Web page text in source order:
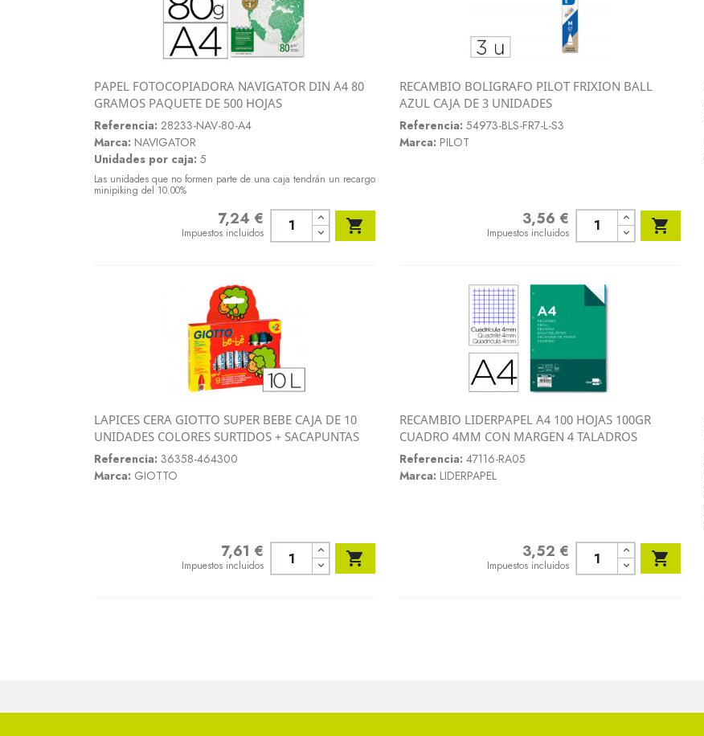
Vista rápida
PAPEL FOTOCOPIADORA NAVIGATOR DIN A4 80
GRAMOS PAQUETE DE 500 HOJAS
Referencia: 28233-NAV-80-A4
Marca: NAVIGATOR
Unidades por caja: 5
Las unidades que no formen parte de una caja tendrán un recargo
minipiking del 10.00%
7,24 €
Impuestos incluidos 
Vista rápida
RECAMBIO BOLIGRAFO PILOT FRIXION BALL
AZUL CAJA DE 3 UNIDADES
Referencia: 54973-BLS-FR7-L-S3
Marca: PILOT
3,56 €
Impuestos incluidos 
 Vista rápida
LAPICES CERA GIOTTO SUPER BEBE CAJA DE 10
UNIDADES COLORES SURTIDOS + SACAPUNTAS
Referencia: 36358-464300
Marca: GIOTTO
7,61 €
Impuestos incluidos 
Vista rápida
RECAMBIO LIDERPAPEL A4 100 HOJAS 100GR
CUADRO 4MM CON MARGEN 4 TALADROS
Referencia: 47116-RA05
Marca: LIDERPAPEL
3,52 €
Impuestos incluidos 